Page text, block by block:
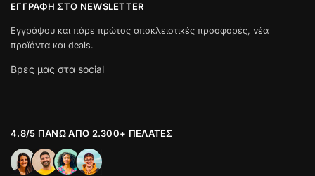
ΕΓΓΡΑΦΉ ΣΤΟ NEWSLETTER
Εγγράψου και πάρε πρώτος αποκλειστικές προσφορές, νέα
προϊόντα και deals.
Βρες μας στα social
4.8/5 ΠΆΝΩ ΑΠΌ 2.300+ ΠΕΛΆΤΕΣ